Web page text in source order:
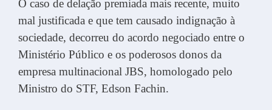
O caso de delação premiada mais recente, muito
mal justificada e que tem causado indignação à
sociedade, decorreu do acordo negociado entre o
Ministério Público e os poderosos donos da
empresa multinacional JBS, homologado pelo
Ministro do STF, Edson Fachin.